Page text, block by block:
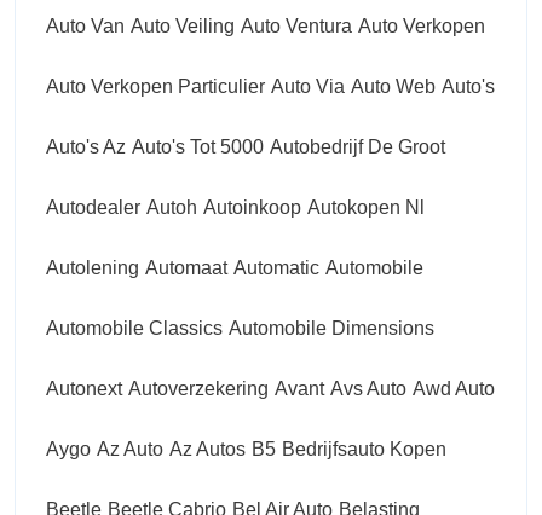
Auto Van Auto Veiling Auto Ventura Auto Verkopen
Auto Verkopen Particulier Auto Via Auto Web Auto's
Auto's Az Auto's Tot 5000 Autobedrijf De Groot
Autodealer Autoh Autoinkoop Autokopen Nl
Autolening Automaat Automatic Automobile
Automobile Classics Automobile Dimensions
Autonext Autoverzekering Avant Avs Auto Awd Auto
Aygo Az Auto Az Autos B5 Bedrijfsauto Kopen
Beetle Beetle Cabrio Bel Air Auto Belasting